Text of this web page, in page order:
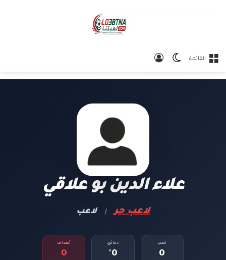
القائمة الوضع المظلم
علاء الدين بو علاقي
لاعب حر | لاعب
لعب
0
دقائق
0'
أهداف
0